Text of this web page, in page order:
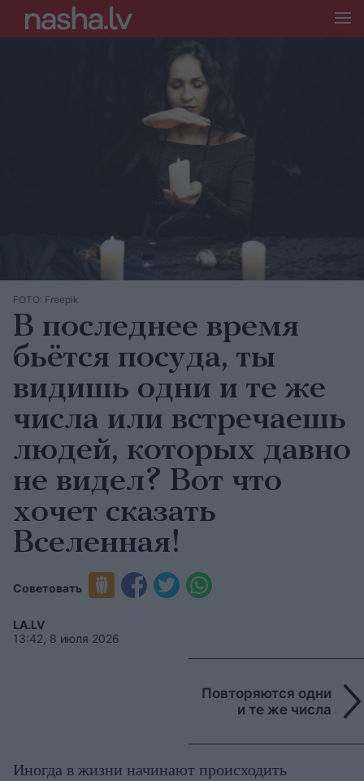
FOTO: Freepik
В последнее время
бьётся посуда, ты
видишь одни и те же
числа или встречаешь
людей, которых давно
не видел? Вот что
хочет сказать
Вселенная!
Советовать
LA.LV
13:42, 8 июля 2026
Повторяются одни
и те же числа
Иногда в жизни начинают происходить